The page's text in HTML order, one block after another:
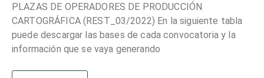
PLAZAS DE OPERADORES DE PRODUCCIÓN
CARTOGRÁFICA (REST_03/2022) En la siguiente tabla
puede descargar las bases de cada convocatoria y la
información que se vaya generando